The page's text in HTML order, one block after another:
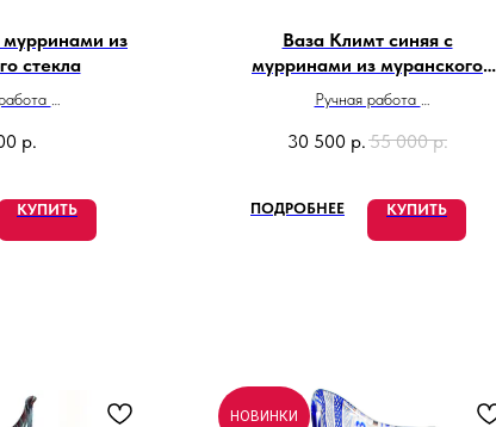
мурринами из
стекла
Италии
р.
КУПИТЬ
Ваза Климт синяя с
мурринами из муранского
стекла
Ручная работа
30 500 р.55 000 р.
ПОДРОБНЕЕ КУПИТЬ
НОВИНКИ